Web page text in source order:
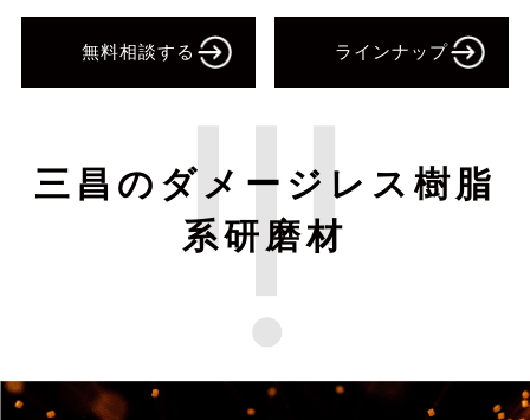
無料相談する ラインナップ
三昌のダメージレス樹脂
系研磨材